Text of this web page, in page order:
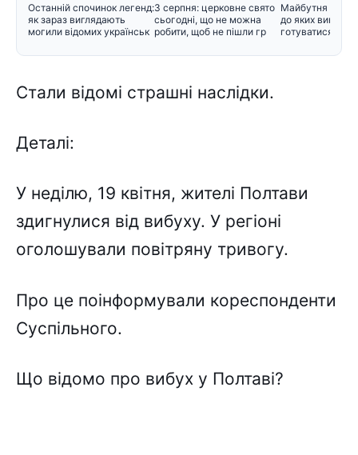
Останній спочинок легенд:
як зараз виглядають
могили відомих українськ
3 серпня: церковне свято
сьогодні, що не можна
робити, щоб не пішли гр
Майбутня зима
до яких викликів
готуватися вже
Стaли вiдомі стpашні наcлідки.
Деталі:
У неділю, 19 квітня, жителі Полтави
здигнулися від вибуху. У регіоні
оголошували повітряну тривогу.
Про це поінформували кореспонденти
Суспільного.
Що відомо про вибух у Полтаві?